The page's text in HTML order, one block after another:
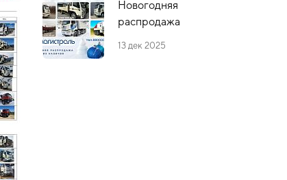
Новогодняя
распродажа
13 дек 2025